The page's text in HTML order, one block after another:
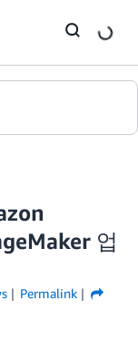
업
Permalink